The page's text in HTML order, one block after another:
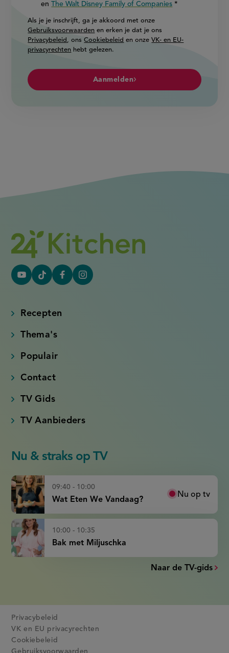
enThe Walt Disney Family of Companies
Als je je inschrijft, ga je akkoord met onze
Gebruiksvoorwaarden en erken je dat je ons
Privacybeleid , onsCookiebeleid en onzeVK- en EU-
privacyrechten hebt gelezen.
Aanmelden
YouTube
link)
Tiktok
link)
FacebookInstagram
Recepten
Thema's
Populair
Contact
TV Gids
TV Aanbieders
Nu & straks op TV
09:40 - 10:00
Wat Eten We Vandaag?
Nu op tv
10:00 - 10:35
Bak met Miljuschka
Naar de TV-gids
Privacybeleid
VK en EU privacyrechten
Cookiebeleid
Gebruiksvoorwaarden